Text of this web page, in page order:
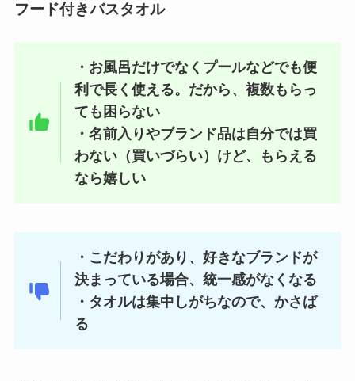
フード付きバスタオル
・お風呂だけでなくプールなどでも便
利で長く使える。だから、複数もらっ
ても困らない
・名前入りやブランド品は自分では買
わない（買いづらい）けど、もらえる
なら嬉しい
・こだわりがあり、好きなブランドが
決まっている場合、統一感がなくなる
・タオルは集中しがちなので、かさば
る